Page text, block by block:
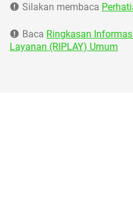
Silakan membaca
Baca Ringkasan
Layanan (RIPLAY) Umum